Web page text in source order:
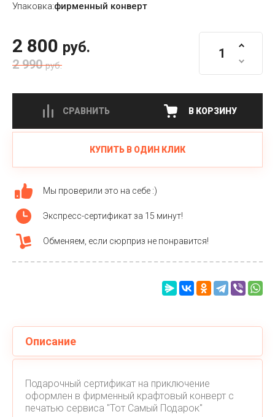
Упаковка:фирменный конверт
2 800 руб.
2 990 руб.
СРАВНИТЬ В КОРЗИНУ
КУПИТЬ В ОДИН КЛИК
Мы проверили это на себе :)
Экспресс-сертификат за 15 минут!
Обменяем, если сюрприз не понравится!
Описание
Подарочный сертификат на приключение
оформлен в фирменный крафтовый конверт с
печатью сервиса "Тот Самый Подарок"